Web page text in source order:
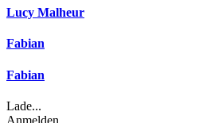
Lucy Malheur
Fabian
Fabian
Lade...
Anmelden